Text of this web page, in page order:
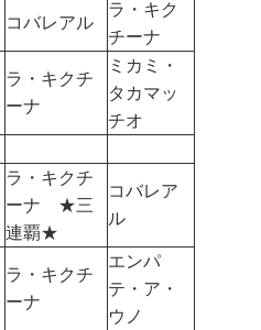
コバレアル
ラ・キク
チーナ
ラ・キクチ
ーナ
ミカミ・
タカマッ
チオ
ラ・キクチ
ーナ ★三
連覇★
コバレア
ル
ラ・キクチ
ーナ
エンパ
テ・ア・
ウノ